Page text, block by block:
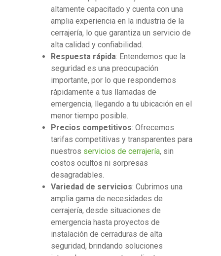
altamente capacitado y cuenta con una
amplia experiencia en la industria de la
cerrajería, lo que garantiza un servicio de
alta calidad y confiabilidad.
Respuesta rápida: Entendemos que la
seguridad es una preocupación
importante, por lo que respondemos
rápidamente a tus llamadas de
emergencia, llegando a tu ubicación en el
menor tiempo posible.
Precios competitivos: Ofrecemos
tarifas competitivas y transparentes para
nuestros servicios de cerrajería, sin
costos ocultos ni sorpresas
desagradables.
Variedad de servicios: Cubrimos una
amplia gama de necesidades de
cerrajería, desde situaciones de
emergencia hasta proyectos de
instalación de cerraduras de alta
seguridad, brindando soluciones